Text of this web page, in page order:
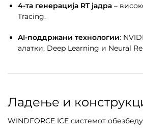
4-та генерација RT јадра –
Tracing.
AI-поддржани технологии:
алатки, Deep Learning и Neural
Ладење и
WINDFORCE ICE системот